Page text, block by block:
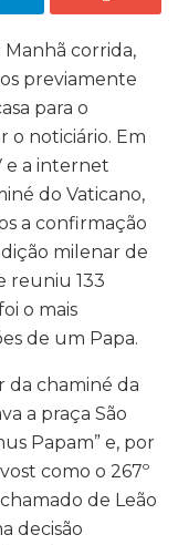
corrida,
previamente
para o
o noticiário. Em
e a internet
do Vaticano,
a confirmação
milenar de
reuniu 133
o mais
de um Papa.
da chaminé da
a praça São
Papam” e, por
como o 267º
de Leão
decisão